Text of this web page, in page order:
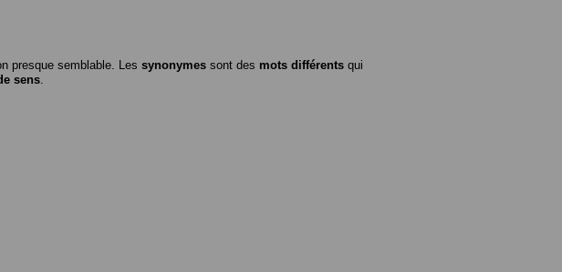
presque semblable. Les synonymes sont des mots différents qui
sens